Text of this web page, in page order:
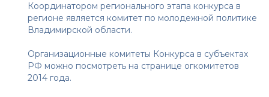
Координатором регионального этапа конкурса в
регионе является комитет по молодежной политике
Владимирской области.
Организационные комитеты Конкурса в субъектах
РФ можно посмотреть на странице огкомитетов
2014 года.